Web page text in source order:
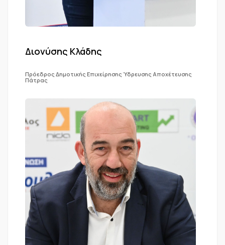
Διονύσης Κλάδης
Πρόεδρος Δημοτικής Επιχείρησης Ύδρευσης Αποχέτευσης
Πάτρας